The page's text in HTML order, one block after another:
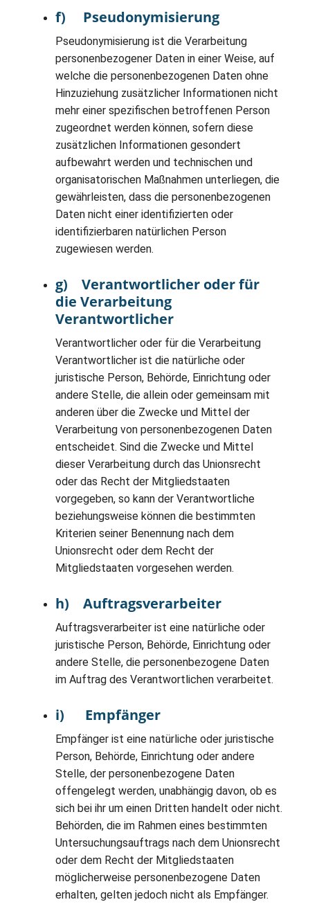
f) Pseudonymisierung
Pseudonymisierung ist die Verarbeitung
personenbezogener Daten in einer Weise, auf
welche die personenbezogenen Daten ohne
Hinzuziehung zusätzlicher Informationen nicht
mehr einer spezifischen betroffenen Person
zugeordnet werden können, sofern diese
zusätzlichen Informationen gesondert
aufbewahrt werden und technischen und
organisatorischen Maßnahmen unterliegen, die
gewährleisten, dass die personenbezogenen
Daten nicht einer identifizierten oder
identifizierbaren natürlichen Person
zugewiesen werden.
g) Verantwortlicher oder für
die Verarbeitung
Verantwortlicher
Verantwortlicher oder für die Verarbeitung
Verantwortlicher ist die natürliche oder
juristische Person, Behörde, Einrichtung oder
andere Stelle, die allein oder gemeinsam mit
anderen über die Zwecke und Mittel der
Verarbeitung von personenbezogenen Daten
entscheidet. Sind die Zwecke und Mittel
dieser Verarbeitung durch das Unionsrecht
oder das Recht der Mitgliedstaaten
vorgegeben, so kann der Verantwortliche
beziehungsweise können die bestimmten
Kriterien seiner Benennung nach dem
Unionsrecht oder dem Recht der
Mitgliedstaaten vorgesehen werden.
h) Auftragsverarbeiter
Auftragsverarbeiter ist eine natürliche oder
juristische Person, Behörde, Einrichtung oder
andere Stelle, die personenbezogene Daten
im Auftrag des Verantwortlichen verarbeitet.
i) Empfänger
Empfänger ist eine natürliche oder juristische
Person, Behörde, Einrichtung oder andere
Stelle, der personenbezogene Daten
offengelegt werden, unabhängig davon, ob es
sich bei ihr um einen Dritten handelt oder nicht.
Behörden, die im Rahmen eines bestimmten
Untersuchungsauftrags nach dem Unionsrecht
oder dem Recht der Mitgliedstaaten
möglicherweise personenbezogene Daten
erhalten, gelten jedoch nicht als Empfänger.